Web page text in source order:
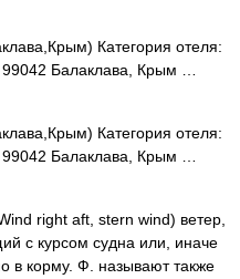
Категория отеля:
Балаклава, Крым …
Категория отеля:
Балаклава, Крым …
right aft, stern wind) ветер,
с курсом судна или, иначе
в корму. Ф. называют также